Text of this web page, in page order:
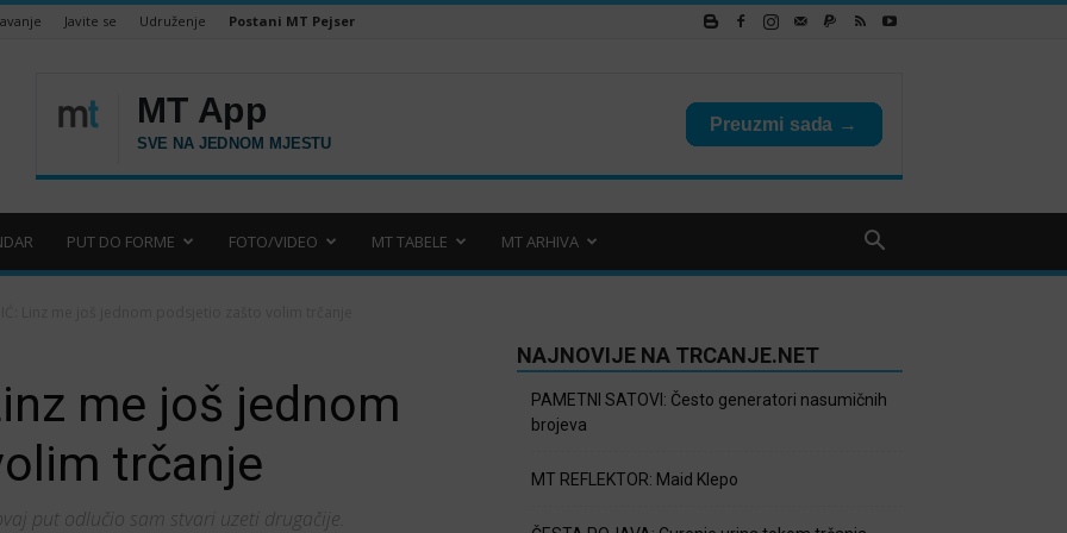
Javite se Udruženje Postani MT Pejser
PUT DO FORME FOTO/VIDEO MT TABELE MT ARHIVA
me još jednom
trčanje
put odlučio sam stvari uzeti drugačije.
NAJNOVIJE NA TRCANJE.NET
PAMETNI SATOVI: Često generatori nasumičnih
brojeva
MT REFLEKTOR: Maid Klepo